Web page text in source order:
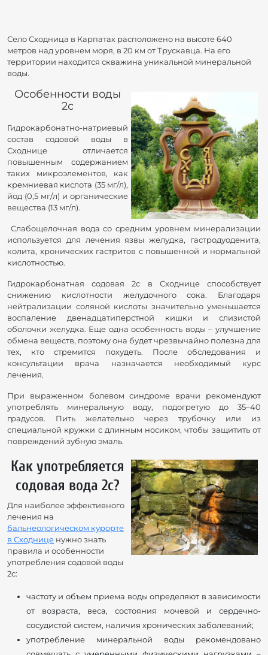
Село Сходница в Карпатах расположено на высоте 640
метров над уровнем моря, в 20 км от Трускавца. На его
территории находится скважина уникальной минеральной
воды.
Особенности воды
2с
Гидрокарбонатно-натриевый
состав содовой воды в
Сходнице отличается
повышенным содержанием
таких микроэлементов, как
кремниевая кислота (35 мг/л),
йод (0,5 мг/л) и органические
вещества (13 мг/л).
Слабощелочная вода со средним уровнем минерализации
используется для лечения язвы желудка, гастродуоденита,
колита, хронических гастритов с повышенной и нормальной
кислотностью.
Гидрокарбонатная содовая 2с в Сходнице способствует
снижению кислотности желудочного сока. Благодаря
нейтрализации соляной кислоты значительно уменьшается
воспаление двенадцатиперстной кишки и слизистой
оболочки желудка. Еще одна особенность воды – улучшение
обмена веществ, поэтому она будет чрезвычайно полезна для
тех, кто стремится похудеть. После обследования и
консультации врача назначается необходимый курс
лечения.
При выраженном болевом синдроме врачи рекомендуют
употреблять минеральную воду, подогретую до 35–40
градусов. Пить желательно через трубочку или из
специальной кружки с длинным носиком, чтобы защитить от
повреждений зубную эмаль.
Как употребляется
содовая вода 2с?
Для наиболее эффективного
лечения на
бальнеологическом курорте
в Сходнице нужно знать
правила и особенности
употребления содовой воды
2с:
частоту и объем приема воды определяют в зависимости
от возраста, веса, состояния мочевой и сердечно-
сосудистой систем, наличия хронических заболеваний;
употребление минеральной воды рекомендовано